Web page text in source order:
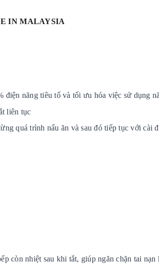
IN MALAYSIA
năng tiêu tố và tối ưu hóa việc sử dụng
liên tục
quá trình nấu ăn và sau đó tiếp tục với cài
còn nhiệt sau khi tắt, giúp ngăn chặn tai nạn